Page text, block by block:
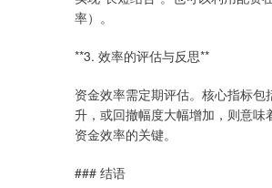
率）。
**3. 效率的评估与反思**
资金效率需定期评估。核心指标
升，或回撤幅度大幅增加，则意
资金效率的关键。
### 结语